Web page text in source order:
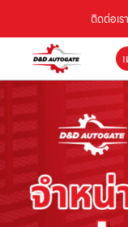
ติดต่อเรา